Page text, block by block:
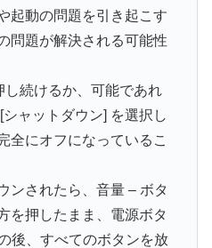
起動の問題を引き起こす
問題が解決される可能性
し続けるか、可能であれ
ャットダウン] を選択し
全にオフになっているこ
ンされたら、音量 – ボタ
を押したまま、電源ボタ
後、すべてのボタンを放